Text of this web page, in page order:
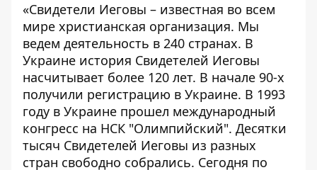
«Свидетели Иеговы – известная во всем
мире христианская организация. Мы
ведем деятельность в 240 странах. В
Украине история Свидетелей Иеговы
насчитывает более 120 лет. В начале 90-х
получили регистрацию в Украине. В 1993
году в Украине прошел международный
конгресс на НСК "Олимпийский". Десятки
тысяч Свидетелей Иеговы из разных
стран свободно собрались. Сегодня по